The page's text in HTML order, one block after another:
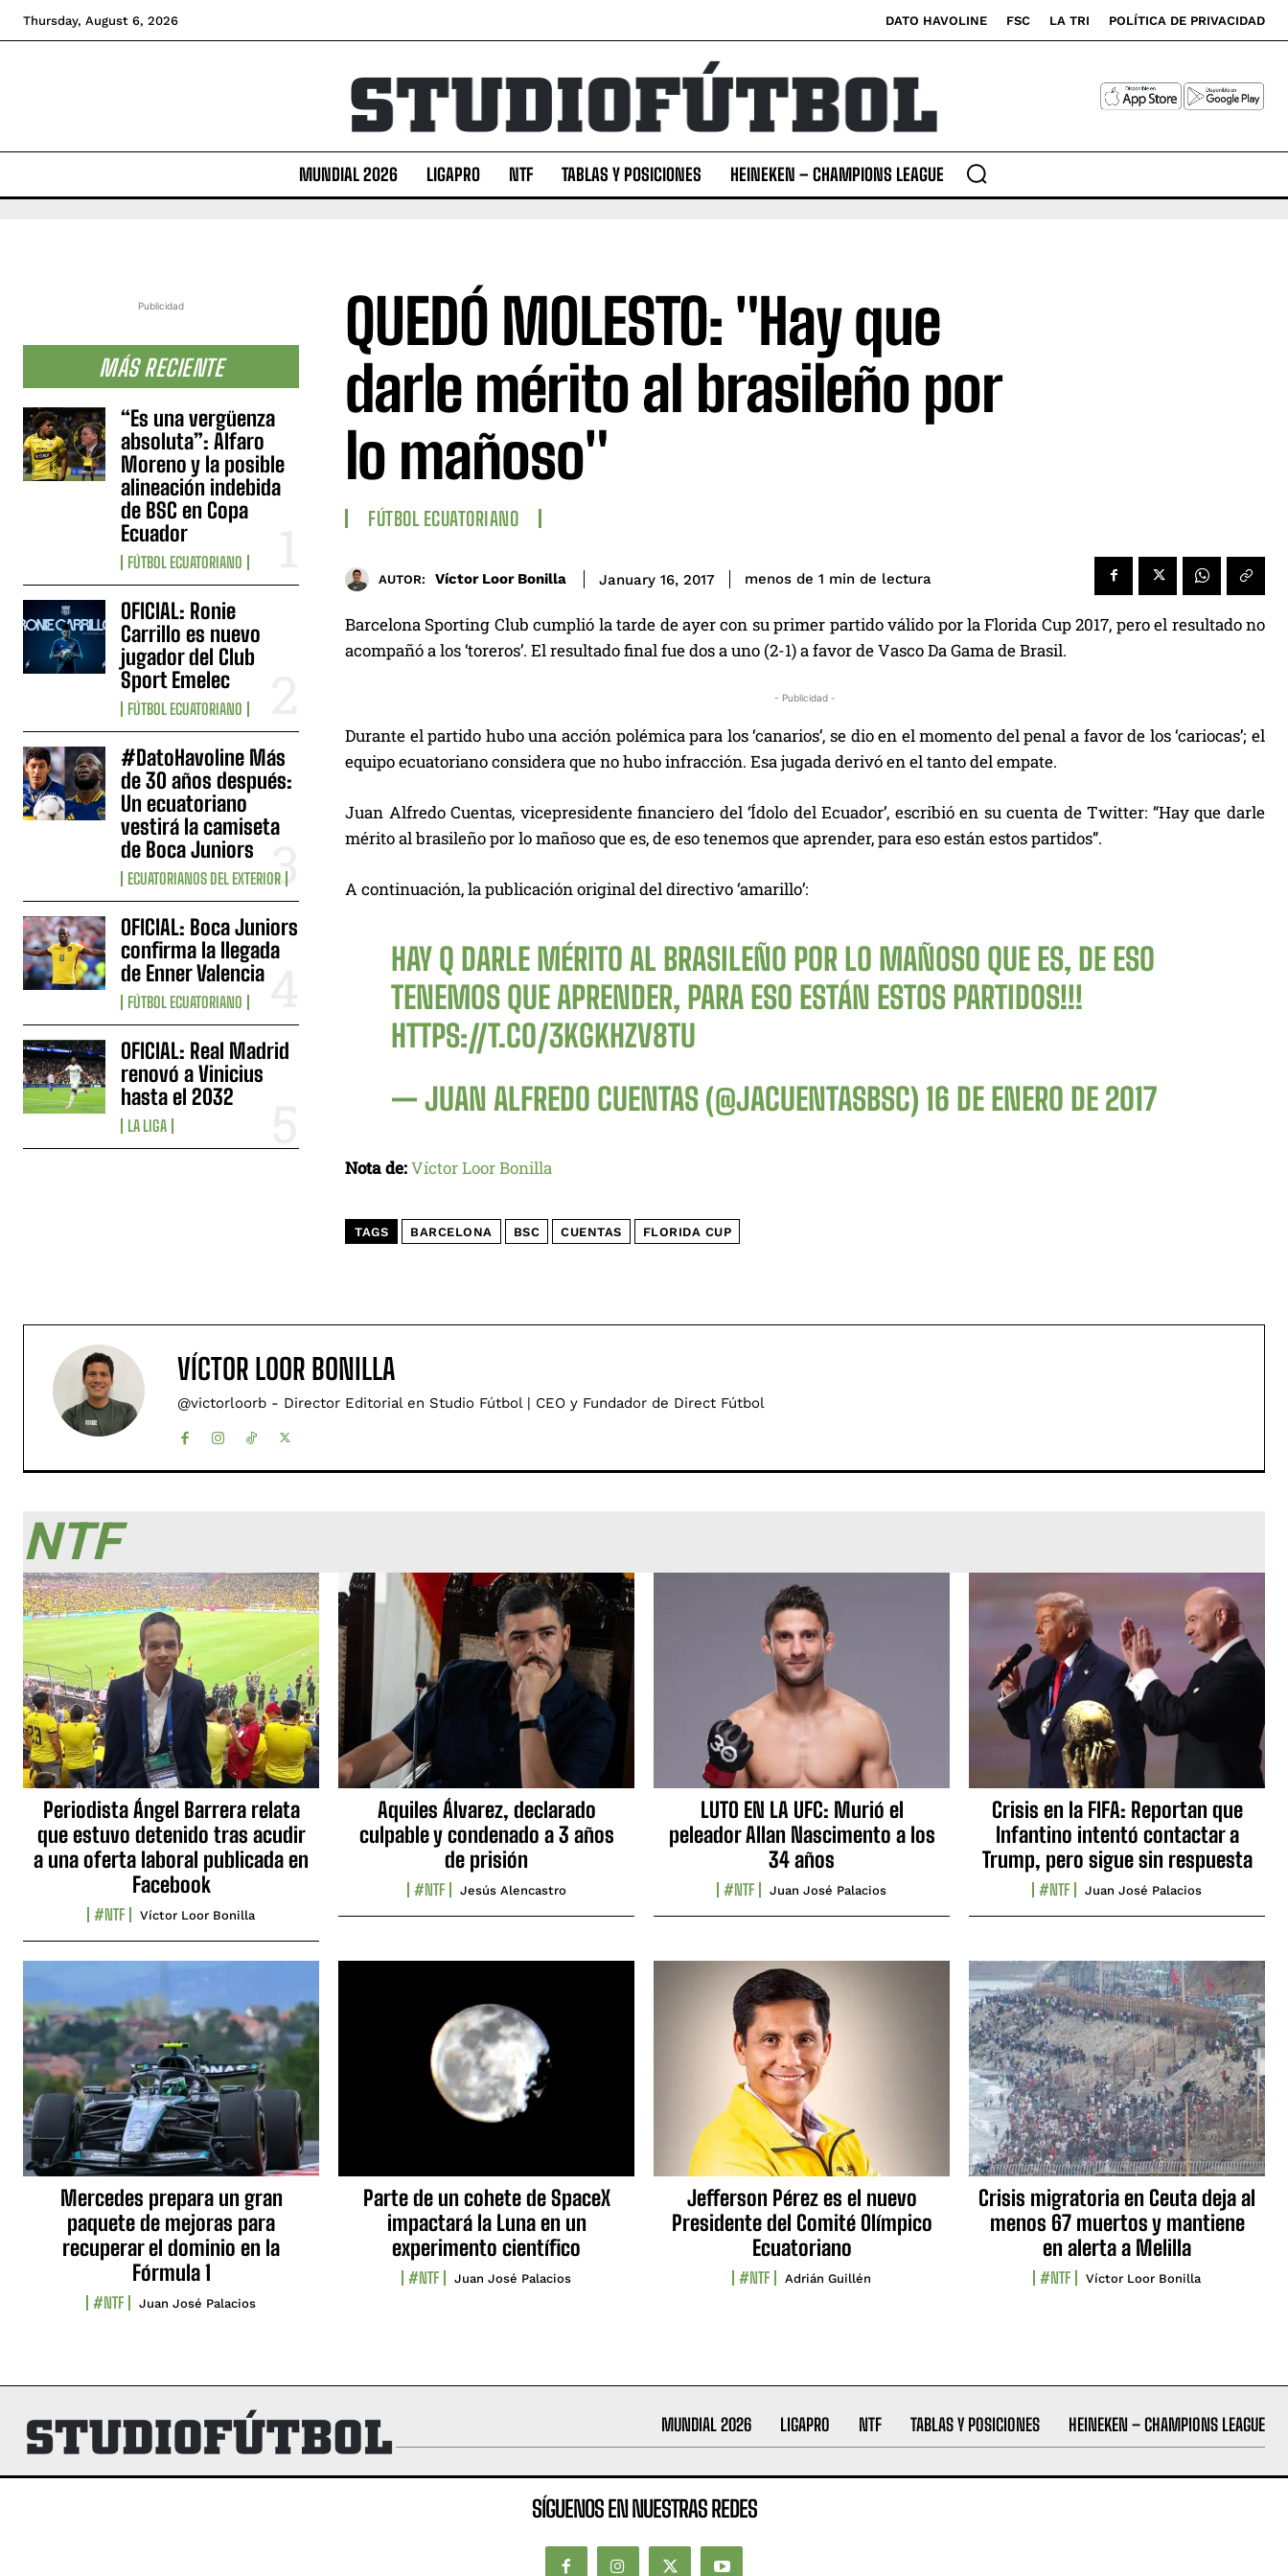
Thursday, August 6, 2026 DATO HAVOLINE FSC LA TRI POLÍTICA DE PRIVACIDAD
MUNDIAL 2026 LIGAPRO NTF TABLAS Y POSICIONES HEINEKEN – CHAMPIONS LEAGUE
Publicidad
MÁS RECIENTE
“Es una vergüenza
absoluta”: Alfaro
Moreno y la posible
alineación indebida
de BSC en Copa
Ecuador
FÚTBOL ECUATORIANO
OFICIAL: Ronie
Carrillo es nuevo
jugador del Club
Sport Emelec
FÚTBOL ECUATORIANO
#DatoHavoline Más
de 30 años después:
Un ecuatoriano
vestirá la camiseta
de Boca Juniors
ECUATORIANOS DEL EXTERIOR
OFICIAL: Boca Juniors
confirma la llegada
de Enner Valencia
FÚTBOL ECUATORIANO
OFICIAL: Real Madrid
renovó a Vinicius
hasta el 2032
LA LIGA
QUEDÓ MOLESTO: "Hay que
darle mérito al brasileño por
lo mañoso"
FÚTBOL ECUATORIANO
AUTOR: Víctor Loor Bonilla January 16, 2017 menos de 1 min de lectura
Barcelona Sporting Club cumplió la tarde de ayer con su primer partido válido por la Florida Cup 2017, pero el resultado no
acompañó a los ‘toreros’. El resultado final fue dos a uno (2-1) a favor de Vasco Da Gama de Brasil.
- Publicidad -
Durante el partido hubo una acción polémica para los ‘canarios’, se dio en el momento del penal a favor de los ‘cariocas’; el
equipo ecuatoriano considera que no hubo infracción. Esa jugada derivó en el tanto del empate.
Juan Alfredo Cuentas, vicepresidente financiero del ‘Ídolo del Ecuador’, escribió en su cuenta de Twitter: “Hay que darle
mérito al brasileño por lo mañoso que es, de eso tenemos que aprender, para eso están estos partidos”.
A continuación, la publicación original del directivo ‘amarillo’:
HAY Q DARLE MÉRITO AL BRASILEÑO POR LO MAÑOSO QUE ES, DE ESO
TENEMOS QUE APRENDER, PARA ESO ESTÁN ESTOS PARTIDOS!!!
HTTPS://T.CO/3KGKHZV8TU
— JUAN ALFREDO CUENTAS (@JACUENTASBSC) 16 DE ENERO DE 2017
Nota de:Víctor Loor Bonilla
TAGS BARCELONA BSC CUENTAS FLORIDA CUP
VÍCTOR LOOR BONILLA
@victorloorb - Director Editorial en Studio Fútbol | CEO y Fundador de Direct Fútbol
NTF
Periodista Ángel Barrera relata
que estuvo detenido tras acudir
a una oferta laboral publicada en
Facebook
#NTF Víctor Loor Bonilla
Aquiles Álvarez, declarado
culpable y condenado a 3 años
de prisión
#NTF Jesús Alencastro
LUTO EN LA UFC: Murió el
peleador Allan Nascimento a los
34 años
#NTF Juan José Palacios
Crisis en la FIFA: Reportan que
Infantino intentó contactar a
Trump, pero sigue sin respuesta
#NTF Juan José Palacios
Mercedes prepara un gran
paquete de mejoras para
recuperar el dominio en la
Fórmula 1
#NTF Juan José Palacios
Parte de un cohete de SpaceX
impactará la Luna en un
experimento científico
#NTF Juan José Palacios
Jefferson Pérez es el nuevo
Presidente del Comité Olímpico
Ecuatoriano
#NTF Adrián Guillén
Crisis migratoria en Ceuta deja al
menos 67 muertos y mantiene
en alerta a Melilla
#NTF Víctor Loor Bonilla
MUNDIAL 2026 LIGAPRO NTF TABLAS Y POSICIONES HEINEKEN – CHAMPIONS LEAGUE
SÍGUENOS EN NUESTRAS REDES